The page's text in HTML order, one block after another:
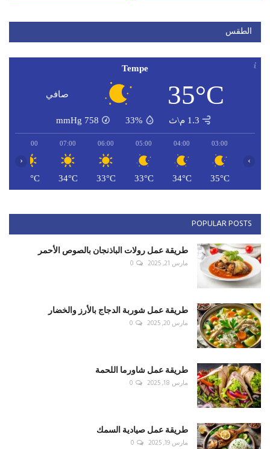
الطقس
Tempe
35°C صافي
1.3 م\ث 33%
758
mmHg
03:00
35°C
04:00
34°C
05:00
33°C
06:00
33°C
07:00
34°C
08:00
35°C
‹ ›
POPULAR POSTS
طريقة عمل رولات الباذنجان بالصوص الأحمر
مارس 21, 2025 0
طريقة عمل شوربة الدجاج بالأرز والخضار
مارس 20, 2025 0
طريقة عمل شاورما اللحمة
مارس 18, 2025 0
طريقة عمل صيادية السمك
مارس 19, 2025 0